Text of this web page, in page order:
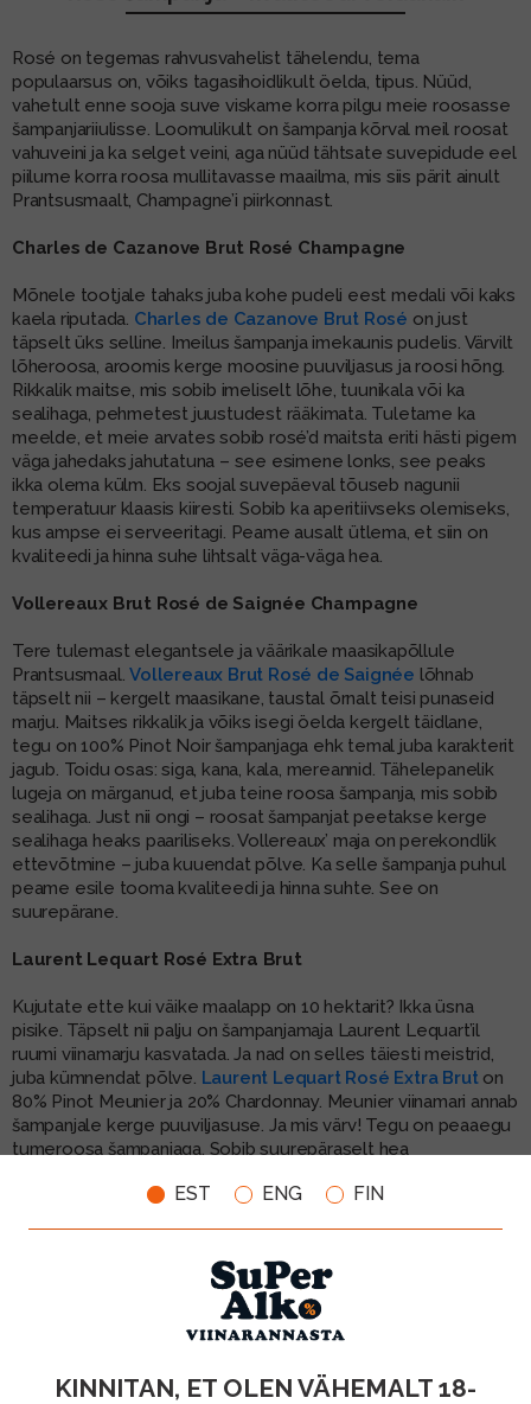
EST ENG FIN
KINNITAN, ET OLEN VÄHEMALT 18-
Rosé on tegemas rahvusvahelist tähelendu, tema
populaarsus on, võiks tagasihoidlikult öelda, tipus. Nüüd,
vahetult enne sooja suve viskame korra pilgu meie roosasse
šampanjariiulisse. Loomulikult on šampanja kõrval meil roosat
vahuveini ja ka selget veini, aga nüüd tähtsate suvepidude eel
piilume korra roosa mullitavasse maailma, mis siis pärit ainult
Prantsusmaalt, Champagne’i piirkonnast.
Charles de Cazanove Brut Rosé Champagne
Mõnele tootjale tahaks juba kohe pudeli eest medali või kaks
kaela riputada. Charles de Cazanove Brut Rosé on just
täpselt üks selline. Imeilus šampanja imekaunis pudelis. Värvilt
lõheroosa, aroomis kerge moosine puuviljasus ja roosi hõng.
Rikkalik maitse, mis sobib imeliselt lõhe, tuunikala või ka
sealihaga, pehmetest juustudest rääkimata. Tuletame ka
meelde, et meie arvates sobib rosé’d maitsta eriti hästi pigem
väga jahedaks jahutatuna – see esimene lonks, see peaks
ikka olema külm. Eks soojal suvepäeval tõuseb nagunii
temperatuur klaasis kiiresti. Sobib ka aperitiivseks olemiseks,
kus ampse ei serveeritagi. Peame ausalt ütlema, et siin on
kvaliteedi ja hinna suhe lihtsalt väga-väga hea.
Vollereaux Brut Rosé de Saignée Champagne
Tere tulemast elegantsele ja väärikale maasikapõllule
Prantsusmaal.Vollereaux Brut Rosé de Saignée lõhnab
täpselt nii – kergelt maasikane, taustal õrnalt teisi punaseid
marju. Maitses rikkalik ja võiks isegi öelda kergelt täidlane,
tegu on 100% Pinot Noir šampanjaga ehk temal juba karakterit
jagub. Toidu osas: siga, kana, kala, mereannid. Tähelepanelik
lugeja on märganud, et juba teine roosa šampanja, mis sobib
sealihaga. Just nii ongi – roosat šampanjat peetakse kerge
sealihaga heaks paariliseks. Vollereaux’ maja on perekondlik
ettevõtmine – juba kuuendat põlve. Ka selle šampanja puhul
peame esile tooma kvaliteedi ja hinna suhte. See on
suurepärane.
Laurent Lequart Rosé Extra Brut
Kujutate ette kui väike maalapp on 10 hektarit? Ikka üsna
pisike. Täpselt nii palju on šampanjamaja Laurent Lequart’il
ruumi viinamarju kasvatada. Ja nad on selles täiesti meistrid,
juba kümnendat põlve. Laurent Lequart Rosé Extra Bruton
80% Pinot Meunier ja 20% Chardonnay. Meunier viinamari annab
šampanjale kerge puuviljasuse. Ja mis värv! Tegu on peaaegu
tumeroosa šampanjaga. Sobib suurepäraselt hea
mõtet, see kehtib ka Laurent Lequart’i puhul.